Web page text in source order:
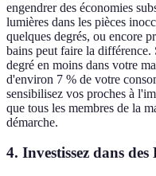
engendrer des économies
lumières dans les pièces
quelques degrés, ou encore
bains peut faire la
degré en moins dans votre
d'environ 7 % de votre
sensibilisez vos proches à
que tous les membres de la
démarche.
4. Investissez dans